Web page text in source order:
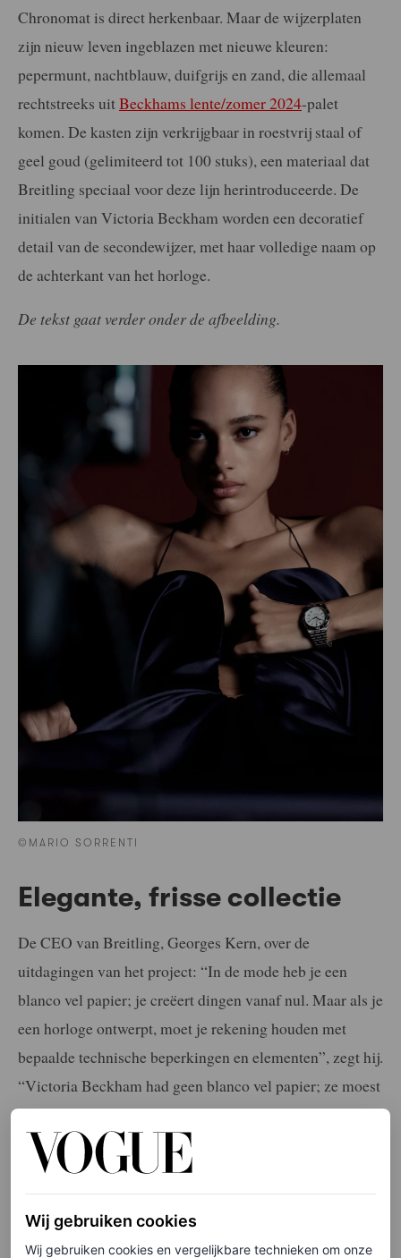
Chronomat is direct herkenbaar. Maar de wijzerplaten
zijn nieuw leven ingeblazen met nieuwe kleuren:
pepermunt, nachtblauw, duifgrijs en zand, die allemaal
rechtstreeks uitBeckhams lente/zomer 2024-palet
komen. De kasten zijn verkrijgbaar in roestvrij staal of
geel goud (gelimiteerd tot 100 stuks), een materiaal dat
Breitling speciaal voor deze lijn herintroduceerde. De
initialen van Victoria Beckham worden een decoratief
detail van de secondewijzer, met haar volledige naam op
de achterkant van het horloge.
De tekst gaat verder onder de afbeelding.
©MARIO SORRENTI
Elegante, frisse collectie
De CEO van Breitling, Georges Kern, over de
uitdagingen van het project: “In de mode heb je een
blanco vel papier; je creëert dingen vanaf nul. Maar als je
een horloge ontwerpt, moet je rekening houden met
bepaalde technische beperkingen en elementen”, zegt hij.
“Victoria Beckham had geen blanco vel papier; ze moest
een bestaand model kiezen en het helemaal eigen maken.
Het was een geweldige samenwerking, waarin het
vakmanschap en de innovatie van Breitling
samenkwamen met de ideeën van Victoria Beckham om
een elegante en frisse nieuwe collectie te creëren.”
Wij gebruiken cookies
Wij gebruiken cookies en vergelijkbare technieken om onze